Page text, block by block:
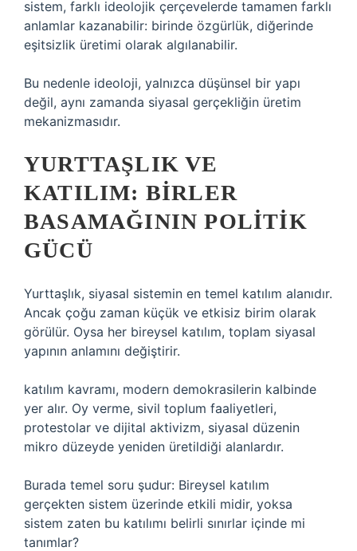
sistem, farklı ideolojik çerçevelerde tamamen farklı
anlamlar kazanabilir: birinde özgürlük, diğerinde
eşitsizlik üretimi olarak algılanabilir.
Bu nedenle ideoloji, yalnızca düşünsel bir yapı
değil, aynı zamanda siyasal gerçekliğin üretim
mekanizmasıdır.
YURTTAŞLIK VE
KATILIM: BIRLER
BASAMAĞININ POLITIK
GÜCÜ
Yurttaşlık, siyasal sistemin en temel katılım alanıdır.
Ancak çoğu zaman küçük ve etkisiz birim olarak
görülür. Oysa her bireysel katılım, toplam siyasal
yapının anlamını değiştirir.
katılım kavramı, modern demokrasilerin kalbinde
yer alır. Oy verme, sivil toplum faaliyetleri,
protestolar ve dijital aktivizm, siyasal düzenin
mikro düzeyde yeniden üretildiği alanlardır.
Burada temel soru şudur: Bireysel katılım
gerçekten sistem üzerinde etkili midir, yoksa
sistem zaten bu katılımı belirli sınırlar içinde mi
tanımlar?